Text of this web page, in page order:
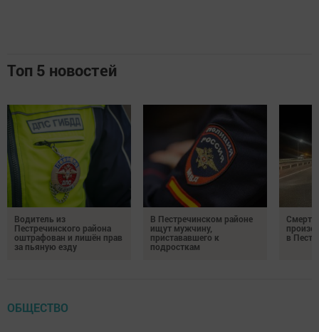
Топ 5 новостей
Водитель из
Пестречинского района
оштрафован и лишён прав
за пьяную езду
В Пестречинском районе
ищут мужчину,
пристававшего к
подросткам
в
ОБЩЕСТВО